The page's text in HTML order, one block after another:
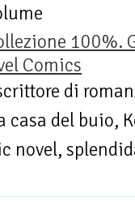
100%.
Comics
di
casa del buio,
novel,